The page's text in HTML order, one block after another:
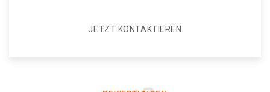
JETZT KONTAKTIEREN